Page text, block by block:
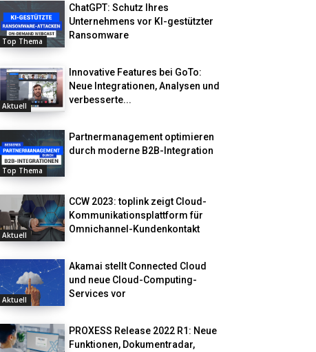
Top Thema
ChatGPT: Schutz Ihres
Unternehmens vor KI-gestützter
Ransomware
Aktuell
Innovative Features bei GoTo:
Neue Integrationen, Analysen und
verbesserte...
Top Thema
Partnermanagement optimieren
durch moderne B2B-Integration
Aktuell
CCW 2023: toplink zeigt Cloud-
Kommunikationsplattform für
Omnichannel-Kundenkontakt
Aktuell
Akamai stellt Connected Cloud
und neue Cloud-Computing-
Services vor
PROXESS Release 2022 R1: Neue
Funktionen, Dokumentradar,